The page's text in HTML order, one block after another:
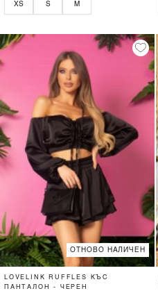
XS S M
ОТНОВО НАЛИЧЕН
LOVELINK RUFFLES КЪС
ПАНТАЛОН - ЧЕРЕН